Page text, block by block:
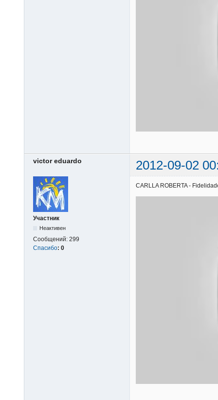
victor eduardo 2012-09-02
Участник
Неактивен
Сообщений: 299
Спасибо: 0
CARLLA ROBERTA -